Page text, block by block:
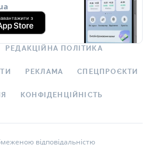
РЕДАКЦІЙНА ПОЛІТИКА
РЕКЛАМА СПЕЦПРОЄКТИ
КОНФІДЕНЦІЙНІСТЬ
відповідальністю